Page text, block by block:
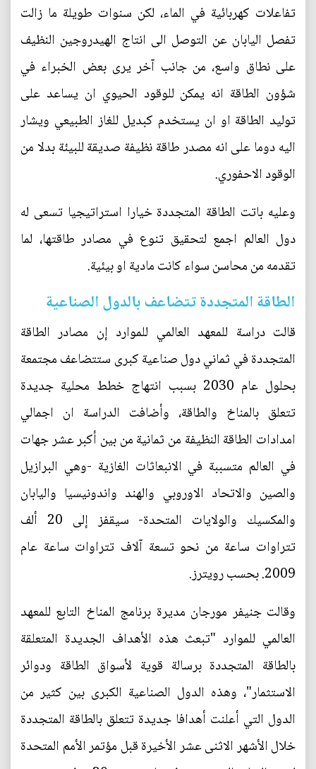
تفاعلات كهربائية في الماء، لكن سنوات طويلة ما زالت
تفصل اليابان عن التوصل الى انتاج الهيدروجين النظيف
على نطاق واسع، من جانب آخر يرى بعض الخبراء في
شؤون الطاقة انه يمكن للوقود الحيوي ان يساعد على
توليد الطاقة او ان يستخدم كبديل للغاز الطبيعي ويشار
اليه دوما على انه مصدر طاقة نظيفة صديقة للبيئة بدلا من
الوقود الاحفوري.
وعليه باتت الطاقة المتجددة خيارا استراتيجيا تسعى له
دول العالم اجمع لتحقيق تنوع في مصادر طاقتها، لما
تقدمه من محاسن سواء كانت مادية او بيئية.
الطاقة المتجددة تتضاعف بالدول الصناعية
قالت دراسة للمعهد العالمي للموارد إن مصادر الطاقة
المتجددة في ثماني دول صناعية كبرى ستتضاعف مجتمعة
بحلول عام 2030 بسبب انتهاج خطط محلية جديدة
تتعلق بالمناخ والطاقة، وأضافت الدراسة ان اجمالي
امدادات الطاقة النظيفة من ثمانية من بين أكبر عشر جهات
في العالم متسببة في الانبعاثات الغازية -وهي البرازيل
والصين والاتحاد الاوروبي والهند واندونيسيا واليابان
والمكسيك والولايات المتحدة- سيقفز إلى 20 ألف
تتراوات ساعة من نحو تسعة آلاف تتراوات ساعة عام
2009. بحسب رويترز.
وقالت جنيفر مورجان مديرة برنامج المناخ التابع للمعهد
العالمي للموارد "تبعث هذه الأهداف الجديدة المتعلقة
بالطاقة المتجددة برسالة قوية لأسواق الطاقة ودوائر
الاستثمار"، وهذه الدول الصناعية الكبرى بين كثير من
الدول التي أعلنت أهدافا جديدة تتعلق بالطاقة المتجددة
خلال الأشهر الاثنى عشر الأخيرة قبل مؤتمر الأمم المتحدة